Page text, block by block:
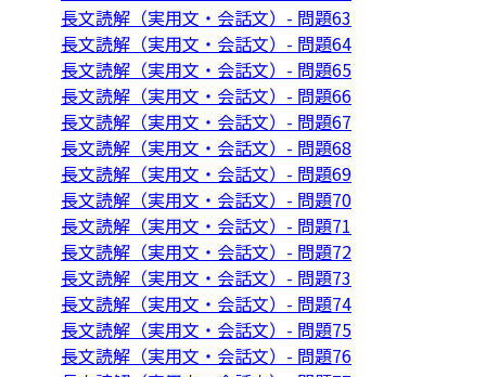
長文読解（実用文・会話文）- 問題63
長文読解（実用文・会話文）- 問題64
長文読解（実用文・会話文）- 問題65
長文読解（実用文・会話文）- 問題66
長文読解（実用文・会話文）- 問題67
長文読解（実用文・会話文）- 問題68
長文読解（実用文・会話文）- 問題69
長文読解（実用文・会話文）- 問題70
長文読解（実用文・会話文）- 問題71
長文読解（実用文・会話文）- 問題72
長文読解（実用文・会話文）- 問題73
長文読解（実用文・会話文）- 問題74
長文読解（実用文・会話文）- 問題75
長文読解（実用文・会話文）- 問題76